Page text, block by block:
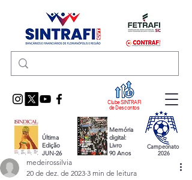
Clube SINTRAFI
de Descontos
Última
Edição
JUN-26
Memória
digital:
Livro
90 Anos
Campeonato
2026
medeirossilvia
20 de dez. de 2023 3 min de leitura